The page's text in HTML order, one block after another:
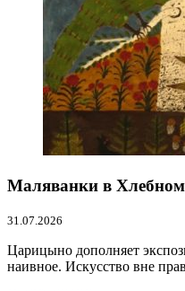
Маляванки в
31.07.2026
Царицыно дополняет
наивное. Искусство вне